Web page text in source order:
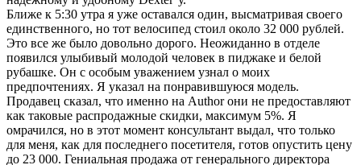
Ближе к 5:30 утра я уже оставался один, высматривая своего
единственного, но тот велосипед стоил около 32 000 рублей.
Это все же было довольно дорого. Неожиданно в отделе
появился улыбивый молодой человек в пиджаке и белой
рубашке. Он с особым уважением узнал о моих
предпочтениях. Я указал на понравившуюся модель.
Продавец сказал, что именно на Author они не предоставляют
как таковые распродажные скидки, максимум 5%. Я
омрачился, но в этот момент консультант выдал, что только
для меня, как для последнего посетителя, готов опустить цену
до 23 000. Гениальная продажа от генерального директора